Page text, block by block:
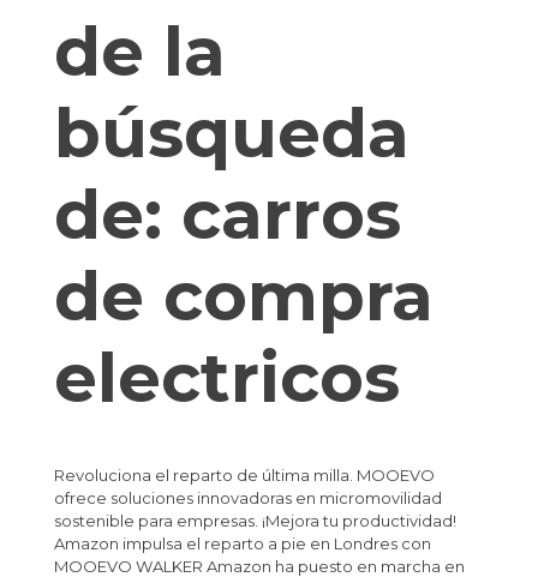
de la
búsqueda
de: carros
de compra
electricos
Revoluciona el reparto de última milla. MOOEVO
ofrece soluciones innovadoras en micromovilidad
sostenible para empresas. ¡Mejora tu productividad!
Amazon impulsa el reparto a pie en Londres con
MOOEVO WALKER Amazon ha puesto en marcha en